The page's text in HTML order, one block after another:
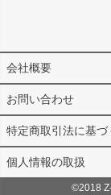
会社概要
お問い合わせ
特定商取引法に基づ
個人情報の取扱
©2018